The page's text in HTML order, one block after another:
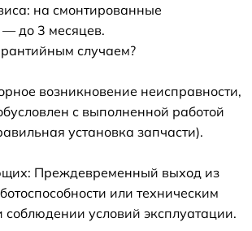
на смонтированные
до 3 месяцев.
случаем?
возникновение неисправности,
с выполненной работой
установка запчасти).
Преждевременный выход из
или техническим
условий эксплуатации.